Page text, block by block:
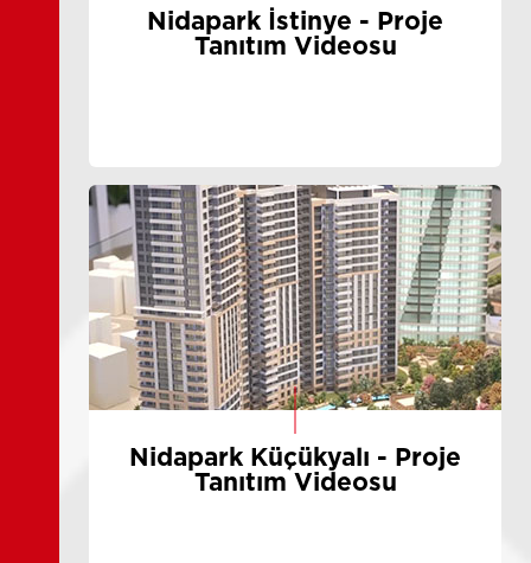
Nidapark İstinye - Proje
Tanıtım Videosu
Nidapark Küçükyalı - Proje
Tanıtım Videosu